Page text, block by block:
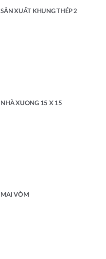
SẢN XUẤT KHUNG THÉP 2
NHÀ XUONG 15 X 15
MAI VÒM